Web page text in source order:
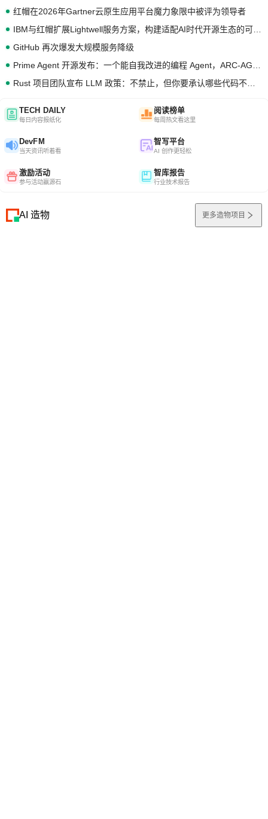
红帽在2026年Gartner云原生应用平台魔力象限中被评为领导者
GitHub 再次爆发大规模服务降级
TECH DAILY
每日内容报纸化
阅读榜单
每周热文看这里
DevFM
当天资讯听着看
智写平台
AI 创作更轻松
激励活动
参与活动赢源石
智库报告
行业技术报告
AI 造物 更多造物项目